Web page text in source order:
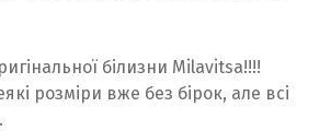
білизни Milavitsa!!!!
розміри вже без бірок, але всі